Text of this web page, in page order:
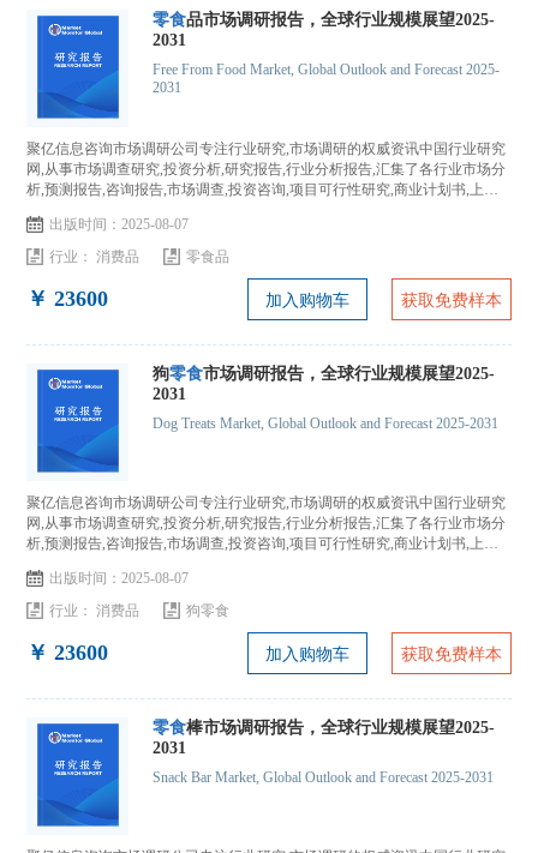
零食品市场调研报告，全球行业规模展望2025-
2031
Free From Food Market, Global Outlook and Forecast 2025-
2031
聚亿信息咨询市场调研公司专注行业研究,市场调研的权威资讯中国行业研究
网,从事市场调查研究,投资分析,研究报告,行业分析报告,汇集了各行业市场分
析,预测报告,咨询报告,市场调查,投资咨询,项目可行性研究,商业计划书,上市
出版时间：2025-08-07
行业：消费品 零食品
￥ 23600 加入购物车 获取免费样本
狗零食市场调研报告，全球行业规模展望2025-
2031
Dog Treats Market, Global Outlook and Forecast 2025-2031
聚亿信息咨询市场调研公司专注行业研究,市场调研的权威资讯中国行业研究
网,从事市场调查研究,投资分析,研究报告,行业分析报告,汇集了各行业市场分
析,预测报告,咨询报告,市场调查,投资咨询,项目可行性研究,商业计划书,上市
出版时间：2025-08-07
行业：消费品 狗零食
￥ 23600 加入购物车 获取免费样本
零食棒市场调研报告，全球行业规模展望2025-
2031
Snack Bar Market, Global Outlook and Forecast 2025-2031